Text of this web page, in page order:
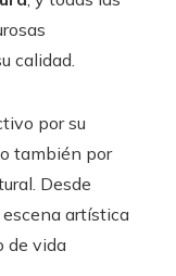
calidad.
por su
también por
Desde
artística
de vida